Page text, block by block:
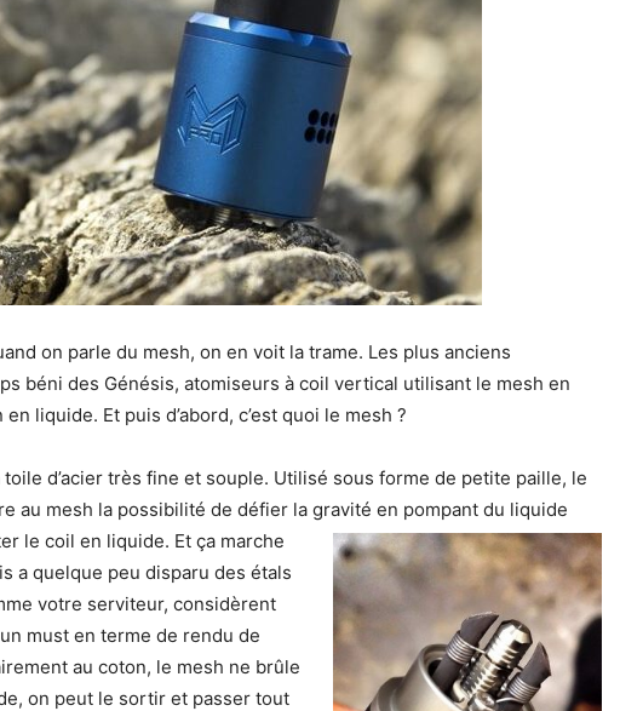
on parle du mesh, on en voit la trame. Les plus anciens
béni des Génésis, atomiseurs à coil vertical utilisant le mesh en
liquide. Et puis d’abord, c’est quoi le mesh ?
toile d’acier très fine et souple. Utilisé sous forme de petite paille, le
au mesh la possibilité de défier la gravité en pompant du liquide
le coil en liquide. Et ça marche
a quelque peu disparu des étals
votre serviteur, considèrent
must en terme de rendu de
au coton, le mesh ne brûle
on peut le sortir et passer tout